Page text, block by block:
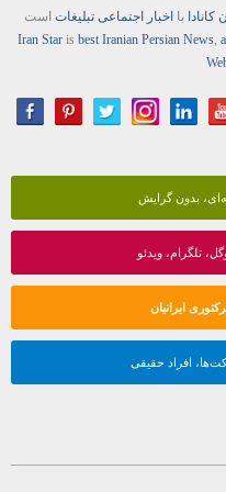
کانادا بااخبار اجتماعی تبلیغات است
Iran Staris best Iranian Persian News,
بدون گرایش
تلگرام، ویدئو
ایرانیان
افراد حقیقی